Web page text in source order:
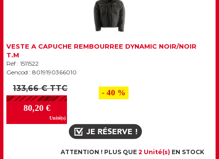
VESTE A CAPUCHE REMBOURREE DYNAMIC NOIR/NOIR
T.M
Réf : 1511522
Gencod : 8019190366010
133,66 € TTC
80,20 €
Unité(s)
- 40 %
ATTENTION ! PLUS QUE 2 Unité(s) EN STOCK